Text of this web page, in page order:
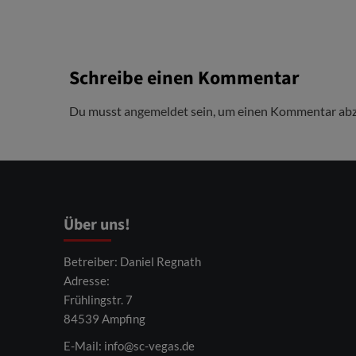
Schreibe einen Kommentar
Du musst angemeldet sein, um einen Kommentar
Über uns!
Betreiber: Daniel Regnath
Adresse:
Frühlingstr. 7
84539 Ampfing
E-Mail: info@sc-vegas.de